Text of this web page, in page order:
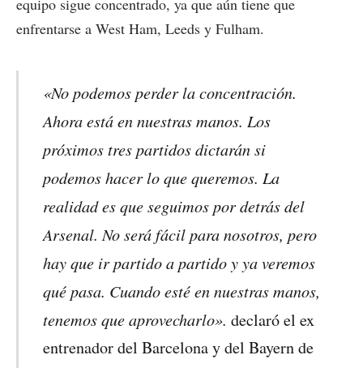
equipo sigue concentrado, ya que aún tiene que
enfrentarse a West Ham, Leeds y Fulham.
«No podemos perder la concentración.
Ahora está en nuestras manos. Los
próximos tres partidos dictarán si
podemos hacer lo que queremos. La
realidad es que seguimos por detrás del
Arsenal. No será fácil para nosotros, pero
hay que ir partido a partido y ya veremos
qué pasa. Cuando esté en nuestras manos,
tenemos que aprovecharlo». declaró el ex
entrenador del Barcelona y del Bayern de